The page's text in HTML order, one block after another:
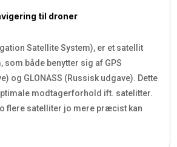
til droner
Satellite System), er et satellit
både benytter sig af GPS
og GLONASS (Russisk udgave). Dette
modtagerforhold ift. satelitter.
flere satelliter jo mere præcist kan